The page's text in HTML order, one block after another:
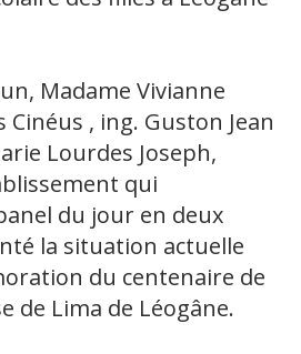
Madame Vivianne
Cinéus , ing. Guston Jean
Lourdes Joseph,
qui
du jour en deux
la situation actuelle
du centenaire de
de Lima de Léogâne.